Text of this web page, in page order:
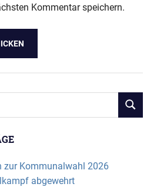
Kommentar speichern.
SUCHEN
zur Kommunalwahl 2026
abgewehrt